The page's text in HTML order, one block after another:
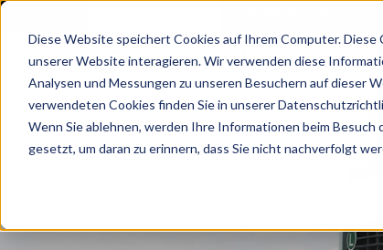
Diese Website speichert Cookies auf Ihrem Computer.
unserer Website interagieren. Wir verwenden diese
Analysen und Messungen zu unseren Besuchern auf dieser
verwendeten Cookies finden Sie in unserer
Wenn Sie ablehnen, werden Ihre Informationen beim
gesetzt, um daran zu erinnern, dass Sie nicht nachverfolgt
DATEN